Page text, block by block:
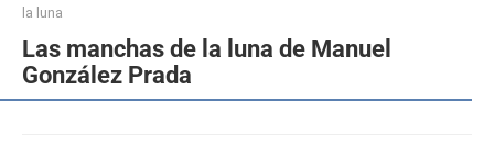
la luna
Las manchas de la luna de Manuel
González Prada